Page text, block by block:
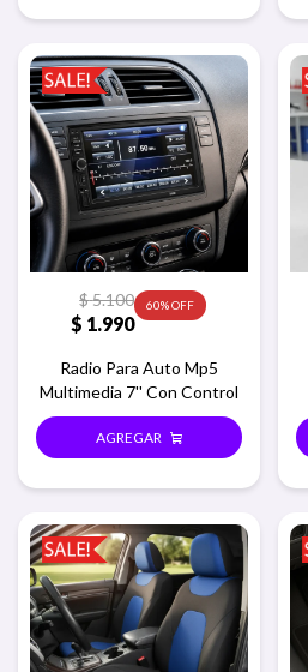
$ 1.990
$5.100 60
Radio Para Auto Mp5
Multimedia 7'' Con Control